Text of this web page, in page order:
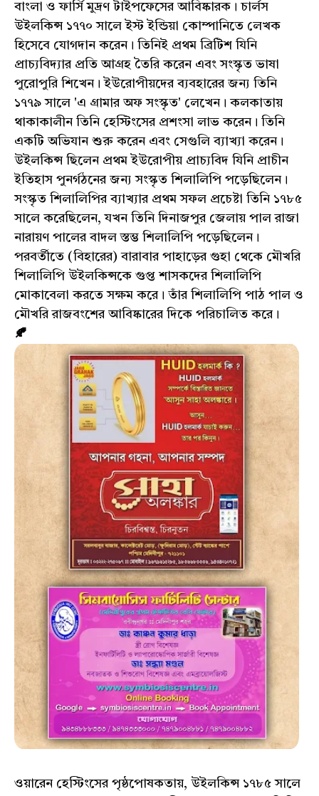
বাংলা ও ফার্সি মুদ্রণ টাইপফেসের আবিষ্কারক। চার্লস
উইলকিন্স ১৭৭০ সালে ইস্ট ইন্ডিয়া কোম্পানিতে লেখক
হিসেবে যোগদান করেন। তিনিই প্রথম ব্রিটিশ যিনি
প্রাচ্যবিদ্যার প্রতি আগ্রহ তৈরি করেন এবং সংস্কৃত ভাষা
পুরোপুরি শিখেন। ইউরোপীয়দের ব্যবহারের জন্য তিনি
১৭৭৯ সালে 'এ গ্রামার অফ সংস্কৃত' লেখেন। কলকাতায়
থাকাকালীন তিনি হেস্টিংসের প্রশংসা লাভ করেন। তিনি
একটি অভিযান শুরু করেন এবং সেগুলি ব্যাখ্যা করেন।
উইলকিন্স ছিলেন প্রথম ইউরোপীয় প্রাচ্যবিদ যিনি প্রাচীন
ইতিহাস পুনর্গঠনের জন্য সংস্কৃত শিলালিপি পড়েছিলেন।
সংস্কৃত শিলালিপির ব্যাখ্যার প্রথম সফল প্রচেষ্টা তিনি ১৭৮৫
সালে করেছিলেন, যখন তিনি দিনাজপুর জেলায় পাল রাজা
নারায়ণ পালের বাদল স্তম্ভ শিলালিপি পড়েছিলেন।
পরবর্তীতে (বিহারের) বারাবার পাহাড়ের গুহা থেকে মৌখরি
শিলালিপি উইলকিন্সকে গুপ্ত শাসকদের শিলালিপি
মোকাবেলা করতে সক্ষম করে। তাঁর শিলালিপি পাঠ পাল ও
মৌখরি রাজবংশের আবিষ্কারের দিকে পরিচালিত করে।
🍂
ওয়ারেন হেস্টিংসের পৃষ্ঠপোষকতায়, উইলকিন্স ১৭৮৫ সালে